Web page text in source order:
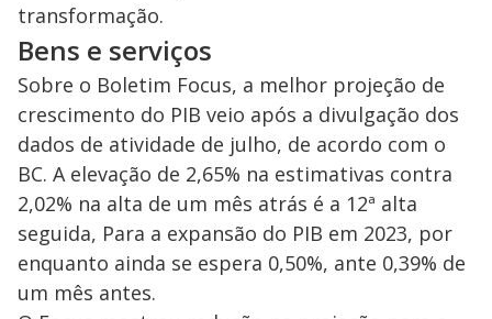
transformação.
Bens e serviços
Sobre o Boletim Focus, a melhor projeção de
crescimento do PIB veio após a divulgação dos
dados de atividade de julho, de acordo com o
BC. A elevação de 2,65% na estimativas contra
2,02% na alta de um mês atrás é a 12ª alta
seguida, Para a expansão do PIB em 2023, por
enquanto ainda se espera 0,50%, ante 0,39% de
um mês antes.